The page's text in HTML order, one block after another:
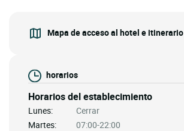
Mapa de acceso al hotel e itinerario
horarios
Horarios del establecimiento
Lunes:
Cerrar
Martes:
07:00-22:00